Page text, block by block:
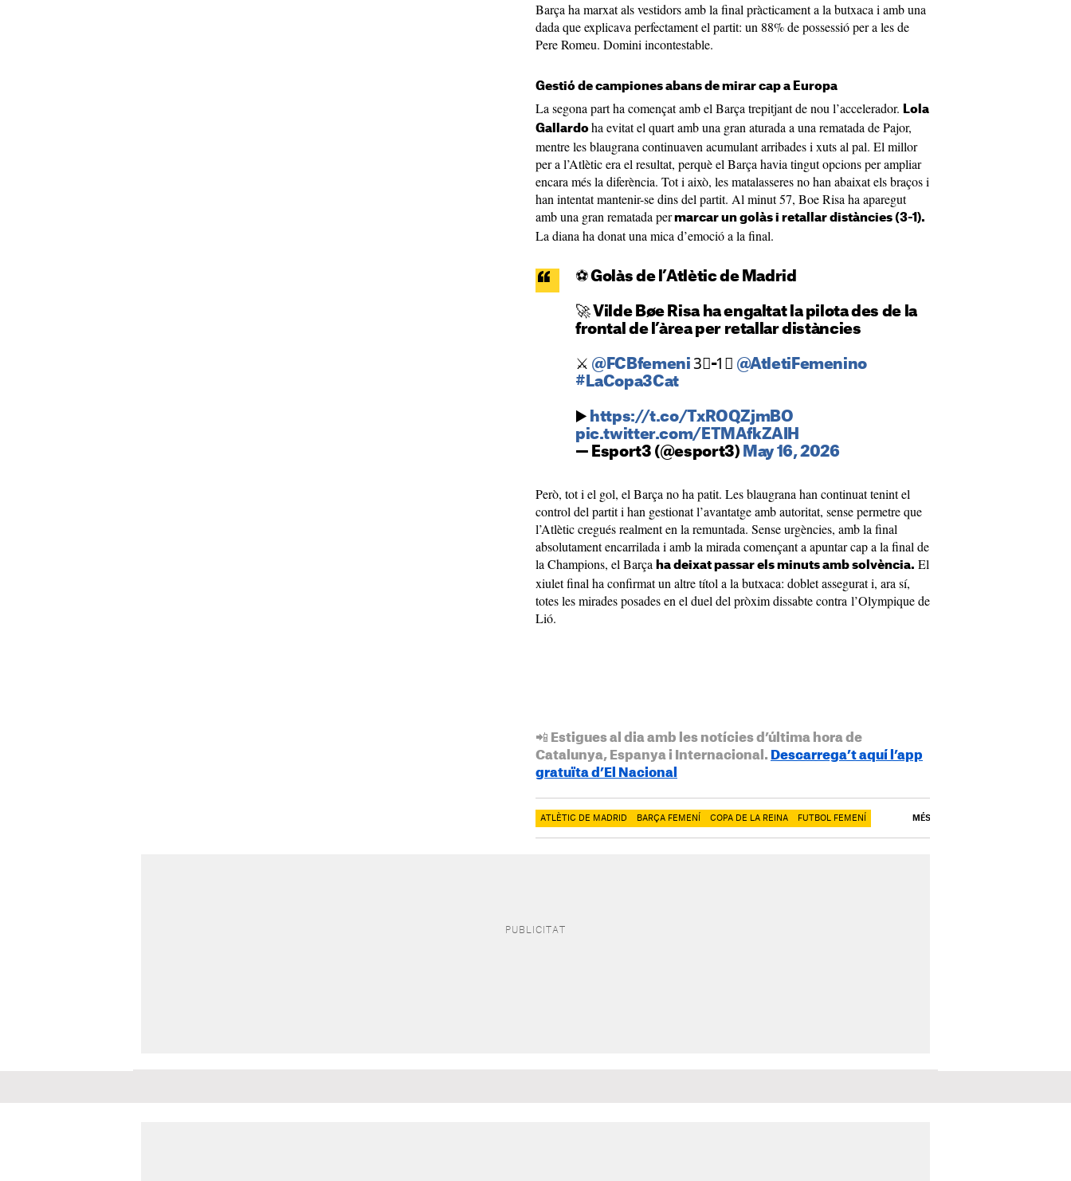
Barça ha marxat als vestidors amb la final pràcticament a la butxaca i amb una
dada que explicava perfectament el partit: un 88% de possessió per a les de
Pere Romeu. Domini incontestable.
Gestió de campiones abans de mirar cap a Europa
La segona part ha començat amb el Barça trepitjant de nou l’accelerador. Lola
Gallardo ha evitat el quart amb una gran aturada a una rematada de Pajor,
mentre les blaugrana continuaven acumulant arribades i xuts al pal. El millor
per a l’Atlètic era el resultat, perquè el Barça havia tingut opcions per ampliar
encara més la diferència. Tot i això, les matalasseres no han abaixat els braços i
han intentat mantenir-se dins del partit. Al minut 57, Boe Risa ha aparegut
amb una gran rematada permarcar un golàs i retallar distàncies (3-1).
La diana ha donat una mica d’emoció a la final.
⚽️ Golàs de l’Atlètic de Madrid
🚀 Vilde Bøe Risa ha engaltat la pilota des de la
frontal de l’àrea per retallar distàncies
⚔️ @FCBfemeni 3⃣-1⃣ @AtletiFemenino
#LaCopa3Cat
▶️ https://t.co/TxROQZjmBO
pic.twitter.com/ETMAfkZAIH
— Esport3 (@esport3) May 16, 2026
Però, tot i el gol, el Barça no ha patit. Les blaugrana han continuat tenint el
control del partit i han gestionat l’avantatge amb autoritat, sense permetre que
l’Atlètic cregués realment en la remuntada. Sense urgències, amb la final
absolutament encarrilada i amb la mirada començant a apuntar cap a la final de
la Champions, el Barça ha deixat passar els minuts amb solvència. El
xiulet final ha confirmat un altre títol a la butxaca: doblet assegurat i, ara sí,
totes les mirades posades en el duel del pròxim dissabte contra l’Olympique de
Lió.
📲 Estigues al dia amb les notícies d’última hora de
Catalunya, Espanya i Internacional. Descarrega’t aquí l’app
gratuïta d’El Nacional
ATLÈTIC DE MADRID BARÇA FEMENÍ COPA DE LA REINA FUTBOL FEMENÍ MÉS